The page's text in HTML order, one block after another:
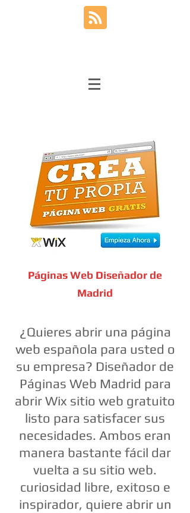
¿Quieres abrir una página
web española para usted o
su empresa? Diseñador de
Páginas Web Madrid para
abrir Wix sitio web gratuito
listo para satisfacer sus
necesidades. Ambos eran
manera bastante fácil dar
vuelta a su sitio web.
curiosidad libre, exitoso e
inspirador, quiere abrir un
Páginas Web Diseñador de
Madrid